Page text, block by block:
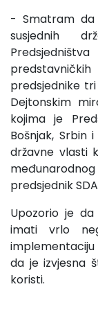
- Smatram da
susjednih
predsjednike
Dejtonskim
kojima je
Bošnjak, Srbin
državne vlasti
predsjednik
Upozorio je
imati vrlo
da je izvjesna
koristi.